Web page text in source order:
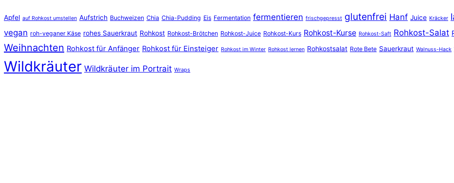
Apfel auf Rohkost umstellen Aufstrich Buchweizen Chia Chia-Pudding Eis Fermentation fermentieren frischgepresst glutenfrei Hanf Juice Kräcker
vegan roh-veganer Käse rohes Sauerkraut Rohkost Rohkost-Brötchen Rohkost-Juice Rohkost-Kurs Rohkost-Kurse Rohkost-Saft Rohkost-Salat
Weihnachten Rohkost für Anfänger Rohkost für Einsteiger Rohkost im Winter Rohkost lernen Rohkostsalat Rote Bete Sauerkraut Walnuss-Hack
Wildkräuter Wildkräuter im Portrait Wraps